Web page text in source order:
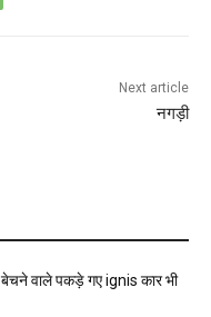
Next article
नगड़ी
बेचने वाले पकड़े गए ignis कार भी